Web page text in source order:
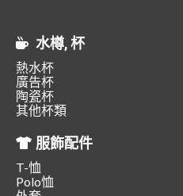
水樽, 杯
熱水杯
廣告杯
陶瓷杯
其他杯類
服飾配件
T-恤
Polo恤